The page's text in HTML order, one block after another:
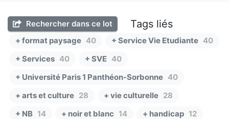
Rechercher dans ce lot Tags liés
+ format paysage 40 + Service Vie Etudiante 40
+ Services 40 + SVE 40
+ Université Paris 1 Panthéon-Sorbonne 40
+ arts et culture 28 + vie culturelle 28
+ NB 14 + noir et blanc 14 + handicap 12